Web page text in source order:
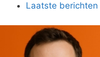
Laatste berichten